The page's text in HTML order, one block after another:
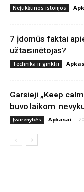
Neįtikėtinos istorijos
7 įdomūs faktai
užtaisinėtojas?
Technika ir ginklai
Garsieji „Keep
buvo laikomi
Įvairenybės Apkasai -